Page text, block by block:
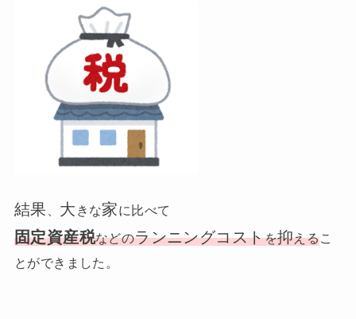
結果 大 きな家に比べて
固定資産税などのランニングコストを抑えるこ
とができました。